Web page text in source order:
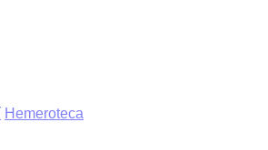
Hemeroteca